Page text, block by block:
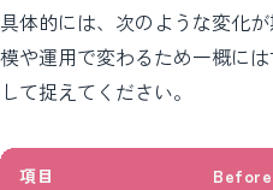
具体的には、次のような変化
模や運用で変わるため一概に
して捉えてください。
項目 Before